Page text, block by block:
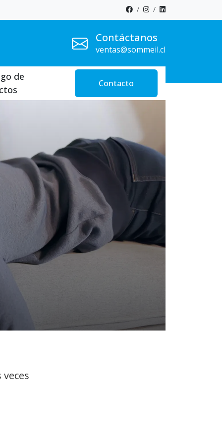
Contáctanos
ventas@sommeil.cl
de
Contacto